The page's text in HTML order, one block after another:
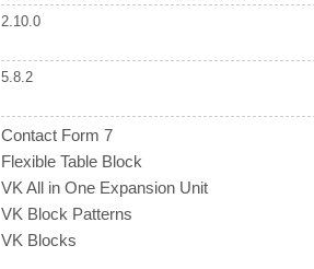
2.10.0
5.8.2
Contact Form 7
Flexible Table Block
VK All in One Expansion Unit
VK Block Patterns
VK Blocks